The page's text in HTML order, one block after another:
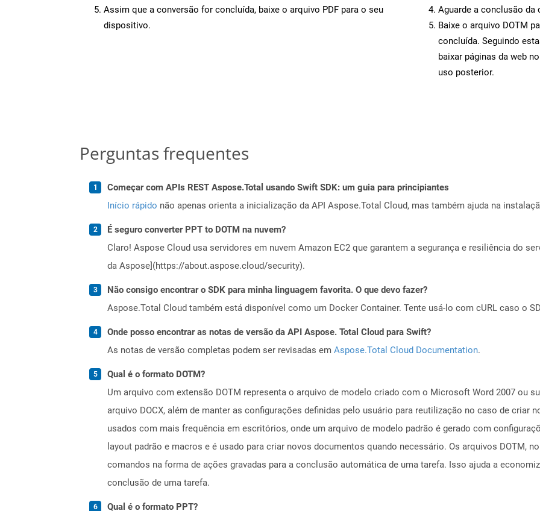
Assim que a conversão for concluída, baixe o arquivo PDF para o seu
dispositivo.
Aguarde a conclusão da
Baixe o arquivo DOTM
concluída. Seguindo
baixar páginas da web
uso posterior.
Perguntas frequentes
Começar com APIs REST Aspose.Total usando Swift SDK: um guia para principiantes
Início rápido não apenas orienta a inicialização da API Aspose.Total Cloud, mas também ajuda na
É seguro converter PPT to DOTM na nuvem?
Claro! Aspose Cloud usa servidores em nuvem Amazon EC2 que garantem a segurança e resiliência do
da Aspose](https://about.aspose.cloud/security).
Não consigo encontrar o SDK para minha linguagem favorita. O que devo fazer?
Aspose.Total Cloud também está disponível como um Docker Container. Tente usá-lo com cURL caso o
Onde posso encontrar as notas de versão da API Aspose. Total Cloud para Swift?
As notas de versão completas podem ser revisadas em Aspose.Total Cloud Documentation.
Qual é o formato DOTM?
Um arquivo com extensão DOTM representa o arquivo de modelo criado com o Microsoft Word 2007 ou
arquivo DOCX, além de manter as configurações definidas pelo usuário para reutilização no caso de criar
usados ​​com mais frequência em escritórios, onde um arquivo de modelo padrão é gerado com
layout padrão e macros e é usado para criar novos documentos quando necessário. Os arquivos DOTM,
comandos na forma de ações gravadas para a conclusão automática de uma tarefa. Isso ajuda a
conclusão de uma tarefa.
Qual é o formato PPT?